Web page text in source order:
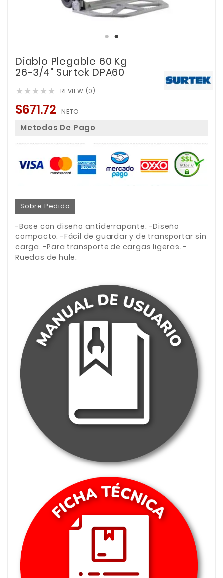
Diablo Plegable 60 Kg
26-3/4" Surtek DPA60
     REVIEW (0)
$671.72 NETO
Metodos De Pago
Sobre Pedido
-Base con diseño antiderrapante. -Diseño
compacto. -Fácil de guardar y de transportar sin
carga. -Para transporte de cargas ligeras. -
Ruedas de hule.